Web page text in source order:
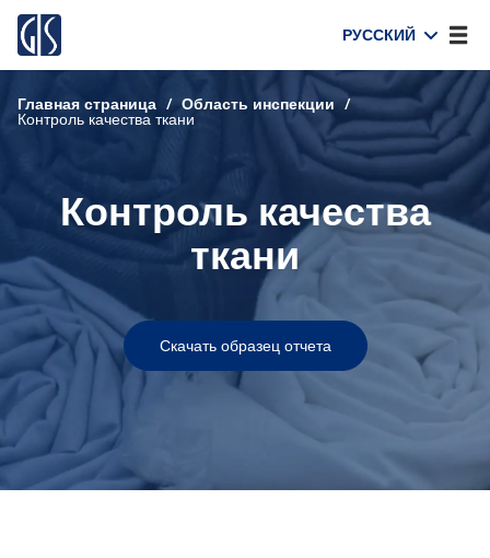
РУССКИЙ
Главная страница / Область инспекции /
Контроль качества ткани
Контроль качества
ткани
Скачать образец отчета